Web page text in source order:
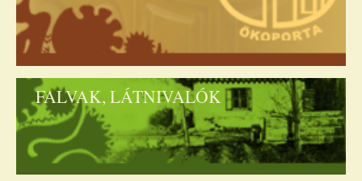
FALVAK, LÁTNIVALÓK